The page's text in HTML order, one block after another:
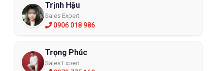
Trịnh Hậu
Sales Expert
0906 018 986
Trọng Phúc
Sales Expert